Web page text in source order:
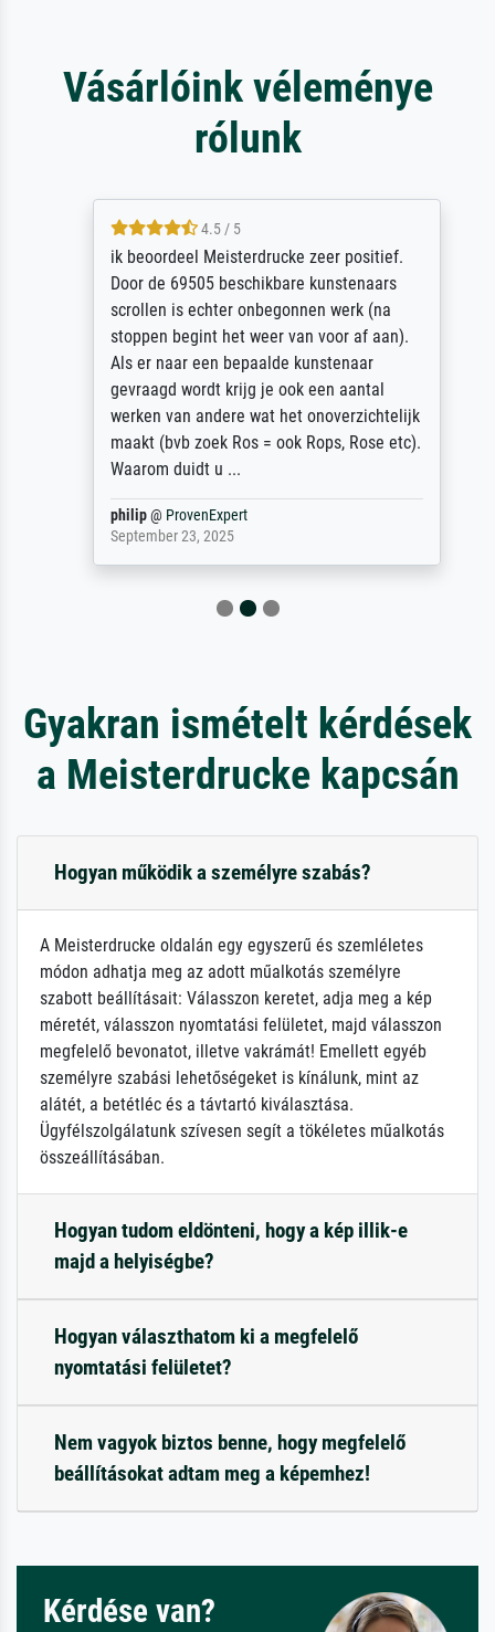
Vásárlóink véleménye
rólunk
4.5 / 5
ik beoordeel Meisterdrucke zeer positief.
Door de 69505 beschikbare kunstenaars
scrollen is echter onbegonnen werk (na
stoppen begint het weer van voor af aan).
Als er naar een bepaalde kunstenaar
gevraagd wordt krijg je ook een aantal
werken van andere wat het onoverzichtelijk
maakt (bvb zoek Ros = ook Rops, Rose etc).
Waarom duidt u ...
philip@ProvenExpert
September 23, 2025
Gyakran ismételt kérdések
a Meisterdrucke kapcsán
Hogyan működik a személyre szabás?
A Meisterdrucke oldalán egy egyszerű és szemléletes
módon adhatja meg az adott műalkotás személyre
szabott beállításait: Válasszon keretet, adja meg a kép
méretét, válasszon nyomtatási felületet, majd válasszon
megfelelő bevonatot, illetve vakrámát! Emellett egyéb
személyre szabási lehetőségeket is kínálunk, mint az
alátét, a betétléc és a távtartó kiválasztása.
Ügyfélszolgálatunk szívesen segít a tökéletes műalkotás
összeállításában.
Hogyan tudom eldönteni, hogy a kép illik-e
majd a helyiségbe?
Hogyan választhatom ki a megfelelő
nyomtatási felületet?
Nem vagyok biztos benne, hogy megfelelő
beállításokat adtam meg a képemhez!
Kérdése van?